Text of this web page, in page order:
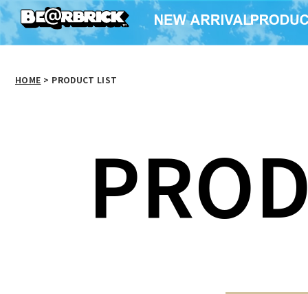
HOME > PRODUCT LIST